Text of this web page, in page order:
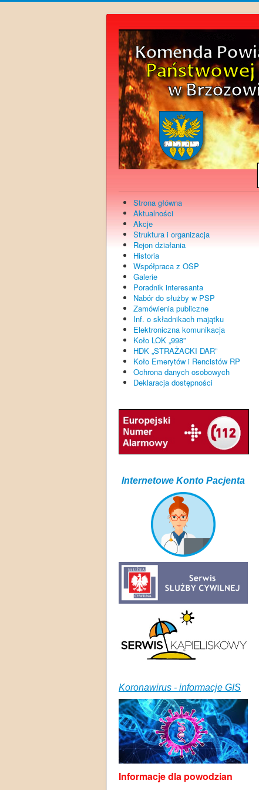
Strona główna
Aktualności
Akcje
Struktura i organizacja
Rejon działania
Historia
Współpraca z OSP
Galerie
Poradnik interesanta
Nabór do służby w PSP
Zamówienia publiczne
Inf. o składnikach majątku
Elektroniczna komunikacja
Koło LOK „998”
HDK „STRAŻACKI DAR”
Koło Emerytów i Rencistów RP
Ochrona danych osobowych
Deklaracja dostępności
Internetowe Konto Pacjenta
Koronawirus - informacje GIS
Informacje dla powodzian